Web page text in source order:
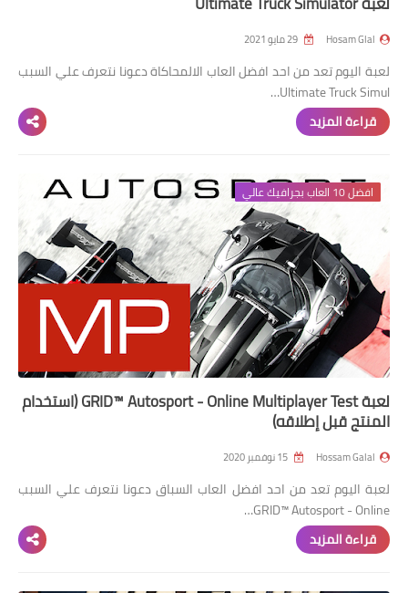
Hosam Glal
لعبة اليوم تعد من احد افضل العاب الالمحاكاة دعونا نتعرف علي السبب
Ultimate Truck Simul…
قراءة المزيد
افضل 10 العاب بجرافيك عالي
لعبة GRID™ Autosport - Online Multiplayer Test (استخدام
المنتج قبل إطلاقه)
Hossam Galal
لعبة اليوم تعد من احد افضل العاب السباق دعونا نتعرف علي السبب
GRID™ Autosport - Online…
قراءة المزيد